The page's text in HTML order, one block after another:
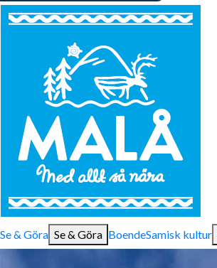
Se & Göra Se & Göra BoendeSamisk kultur